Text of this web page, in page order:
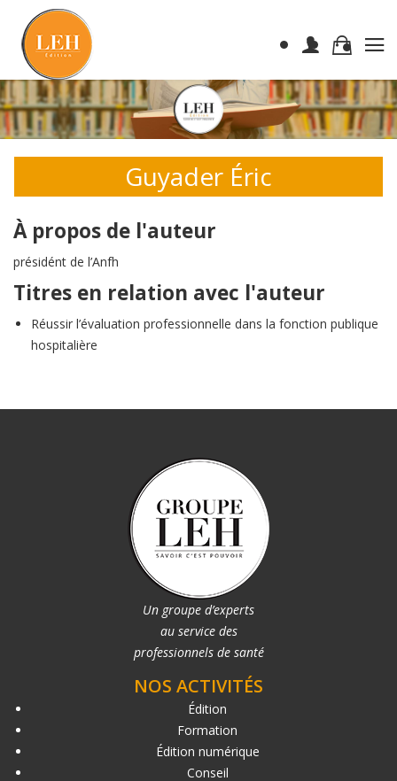
Guyader Éric
À propos de l'auteur
présidént de l’Anfh
Titres en relation avec l'auteur
Réussir l’évaluation professionnelle dans la fonction publique
hospitalière
Un groupe d’experts
au service des
professionnels de santé
NOS ACTIVITÉS
Édition
Formation
Édition numérique
Conseil